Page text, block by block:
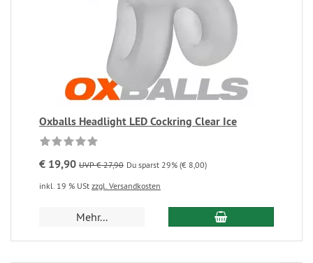
Oxballs Headlight LED Cockring Clear Ice
€ 19,90 UVP € 27,90 Du sparst 29% (€ 8,00)
inkl. 19 % USt zzgl. Versandkosten
Mehr...